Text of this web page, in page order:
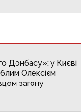
Донбасу»: у Києві
Олексієм
загону